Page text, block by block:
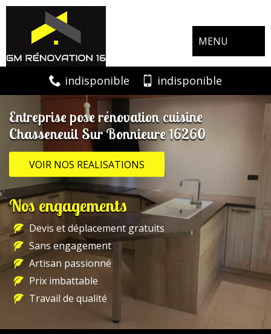
MENU
indisponible indisponible
Entreprise pose rénovation cuisine
Chasseneuil Sur Bonnieure 16260
VOIR NOS REALISATIONS
Nos engagements
Devis et déplacement gratuits
Sans engagement
Artisan passionné
Prix imbattable
Travail de qualité